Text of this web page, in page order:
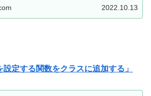
し、...
2022.10.13
定する関数をクラスに追加する」